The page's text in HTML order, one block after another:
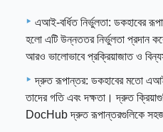
এআই-বর্ধিত নির্ভুলতা: ডকহাবের
হলো এটি উন্নততর নির্ভুলতা প্রদান
আরও ভালোভাবে প্রক্রিয়াজাত ও
দ্রুত রূপান্তর: ডকহাবের মতো
তাদের গতি এবং দক্ষতা। দ্রুত
DocHub দ্রুত রূপান্তরগুলিকে